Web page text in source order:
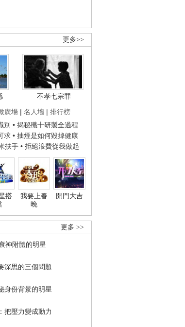
更多>>
不孝七宗罪
廣場 | 名人墻 | 排行榜
別 • 揭秘殲十研製全過程
求 • 抽煙是如何毀掉健康
扶手 • 拒絕浪費從我做起
搭
我要上春
晚
開門大吉
更多 >>
神附體的明星
深思的三個問題
身份背景的明星
把壓力變成動力